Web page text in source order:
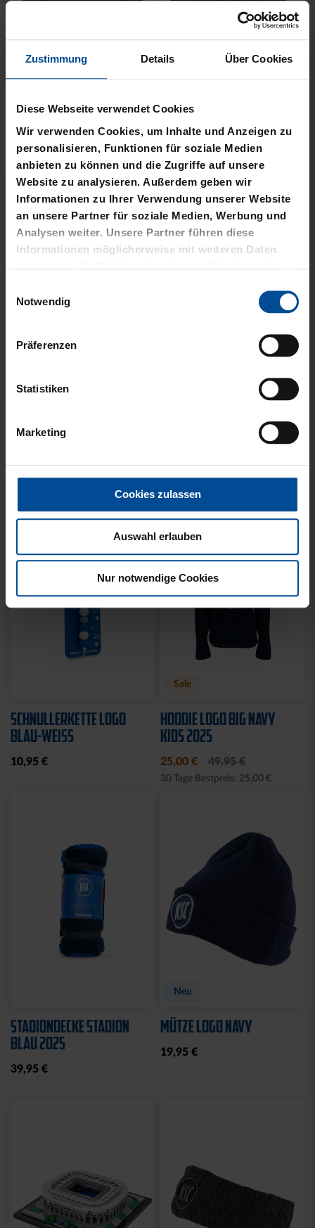
Zustimmung Details Über Cookies
Diese Webseite verwendet Cookies
Wir verwenden Cookies, um Inhalte und Anzeigen zu
personalisieren, Funktionen für soziale Medien
anbieten zu können und die Zugriffe auf unsere
Website zu analysieren. Außerdem geben wir
Informationen zu Ihrer Verwendung unserer Website
an unsere Partner für soziale Medien, Werbung und
Analysen weiter. Unsere Partner führen diese
Informationen möglicherweise mit weiteren Daten
gesammelt haben.
Notwendig
Präferenzen
Statistiken
Marketing
Cookies zulassen
Auswahl erlauben
Nur notwendige Cookies
JACKE HARRINGTON
SCHRIFTZUG NAVY
69,95 €
MÜTZE 47 LOGO
METALLIC NAVY
24,95 €
PLÜSCHKOPF
SCHNULLERKETTE LOGO
BLAU-WEISS
10,95 €
Sale
HOODIE LOGO BIG NAVY
KIDS 2025
25,00 € 49,95 €
30 Tage Bestpreis: 25,00 €
STADIONDECKE STADION
BLAU 2025
39,95 €
Neu
MÜTZE LOGO NAVY
19,95 €